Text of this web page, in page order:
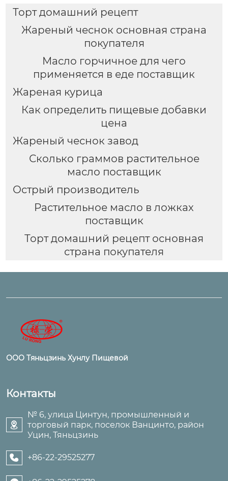
Торт домашний рецепт
Жареный чеснок основная страна
покупателя
Масло горчичное для чего
применяется в еде поставщик
Жареная курица
Как определить пищевые добавки
цена
Жареный чеснок завод
Сколько граммов растительное
масло поставщик
Острый производитель
Растительное масло в ложках
поставщик
Торт домашний рецепт основная
страна покупателя
ООО Тяньцзинь Хунлу Пищевой
Контакты

№ 6, улица Цинтун, промышленный и
торговый парк, поселок Ванцинто, район
Уцин, Тяньцзинь
 +86-22-29525277